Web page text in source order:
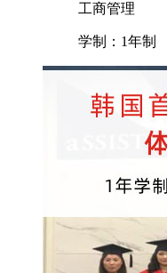
工商管理
学制： 1年制